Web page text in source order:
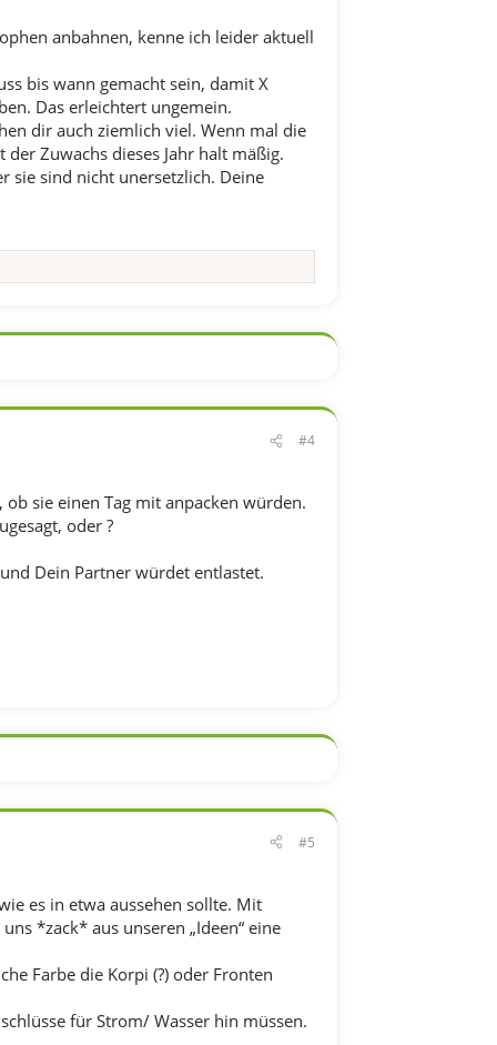
anbahnen, kenne ich leider aktuell
bis wann gemacht sein, damit X
Das erleichtert ungemein.
dir auch ziemlich viel. Wenn mal die
Zuwachs dieses Jahr halt mäßig.
sie sind nicht unersetzlich. Deine
#4
sie einen Tag mit anpacken würden.
oder ?
Dein Partner würdet entlastet.
#5
es in etwa aussehen sollte. Mit
*zack* aus unseren „Ideen“ eine
Farbe die Korpi (?) oder Fronten
für Strom/ Wasser hin müssen.